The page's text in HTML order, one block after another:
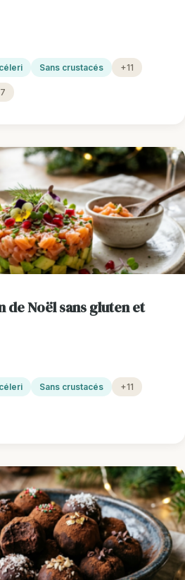
Sans crustacés +11
de Noël sans gluten et
Sans crustacés +11